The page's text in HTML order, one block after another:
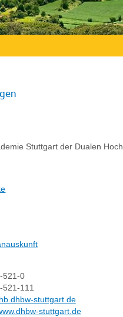
Stuttgart der Dualen
521-0
521-111
stuttgart.de
stuttgart.de